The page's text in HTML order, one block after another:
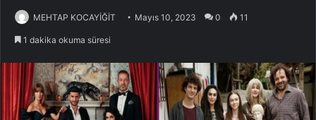
MEHTAP KOCAYİĞİT Mayıs 10, 2023 0 11
1 dakika okuma süresi